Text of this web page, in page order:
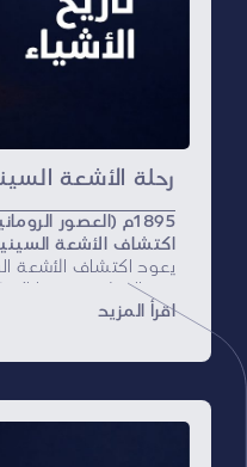
1895م (العصور الرومانية)
اكتشاف الأشعة
بعد الميلاد، عندما
فيلهلم كونراد رونتجن
تستطيع اختراق
أواخر القرن 19: بدأ استخدام الأشعة السينية:
سرعان ما بدأ استخدام
اقرأ المزيد